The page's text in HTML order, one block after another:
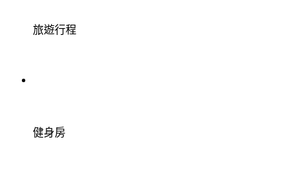
旅遊行程
健身房